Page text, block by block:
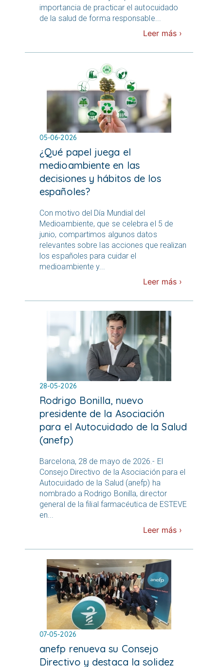
importancia de practicar el autocuidado
de la salud de forma responsable...
Leer más ›
05-06-2026
¿Qué papel juega el
medioambiente en las
decisiones y hábitos de los
españoles?
Con motivo del Día Mundial del
Medioambiente, que se celebra el 5 de
junio, compartimos algunos datos
relevantes sobre las acciones que realizan
los españoles para cuidar el
medioambiente y...
Leer más ›
28-05-2026
Rodrigo Bonilla, nuevo
presidente de la Asociación
para el Autocuidado de la Salud
(anefp)
Barcelona, 28 de mayo de 2026.- El
Consejo Directivo de la Asociación para el
Autocuidado de la Salud (anefp) ha
nombrado a Rodrigo Bonilla, director
general de la filial farmacéutica de ESTEVE
en...
Leer más ›
07-05-2026
anefp renueva su Consejo
Directivo y destaca la solidez